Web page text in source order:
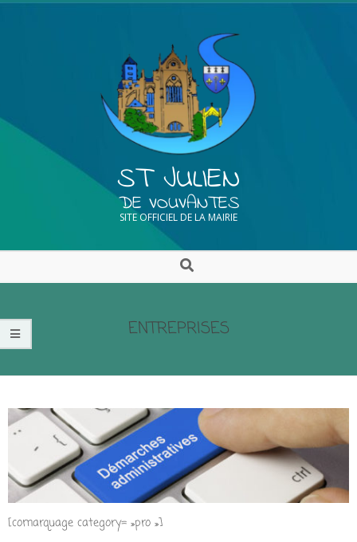
ST JULIEN
DE VOUVANTES
SITE OFFICIEL DE LA MAIRIE
ENTREPRISES
[comarquage category= »pro »]